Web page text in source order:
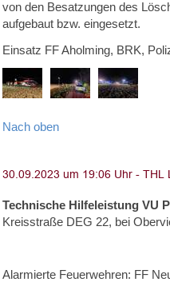
von den Besatzungen des
aufgebaut bzw. eingesetzt.
Einsatz FF Aholming, BRK,
Nach oben
Technische Hilfeleistung VU
Kreisstraße DEG 22, bei
Alarmierte Feuerwehren: FF